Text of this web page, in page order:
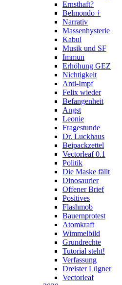
Ernsthaft?
Belmondo †
Narrativ
Massenhysterie
Kabul
Musik und SF
Immun
Erhöhung GEZ
Nichtigkeit
Anti-Impf
Felix wieder
Befangenheit
Angst
Leonie
Fragestunde
Dr. Luckhaus
Beipackzettel
Vectorleaf 0.1
Politik
Die Maske fällt
Dinosaurier
Offener Brief
Positives
Flashmob
Bauernprotest
Atomkraft
Wimmelbild
Grundrechte
Tutorial steht!
Verfassung
Dreister Lügner
Vectorleaf